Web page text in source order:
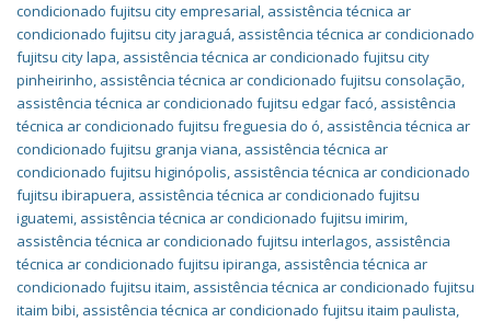
condicionado fujitsu city empresarial, assistência técnica ar
condicionado fujitsu city jaraguá, assistência técnica ar condicionado
fujitsu city lapa, assistência técnica ar condicionado fujitsu city
pinheirinho, assistência técnica ar condicionado fujitsu consolação,
assistência técnica ar condicionado fujitsu edgar facó, assistência
técnica ar condicionado fujitsu freguesia do ó, assistência técnica ar
condicionado fujitsu granja viana, assistência técnica ar
condicionado fujitsu higinópolis, assistência técnica ar condicionado
fujitsu ibirapuera, assistência técnica ar condicionado fujitsu
iguatemi, assistência técnica ar condicionado fujitsu imirim,
assistência técnica ar condicionado fujitsu interlagos, assistência
técnica ar condicionado fujitsu ipiranga, assistência técnica ar
condicionado fujitsu itaim, assistência técnica ar condicionado fujitsu
itaim bibi, assistência técnica ar condicionado fujitsu itaim paulista,